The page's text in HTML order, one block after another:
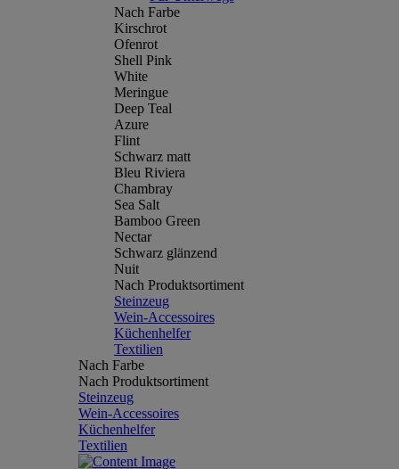
Nach Farbe
Kirschrot
Ofenrot
Shell Pink
White
Meringue
Deep Teal
Azure
Flint
Schwarz matt
Bleu Riviera
Chambray
Sea Salt
Bamboo Green
Nectar
Schwarz glänzend
Nuit
Nach Produktsortiment
Steinzeug
Wein-Accessoires
Küchenhelfer
Textilien
Nach Farbe
Nach Produktsortiment
Steinzeug
Wein-Accessoires
Küchenhelfer
Textilien